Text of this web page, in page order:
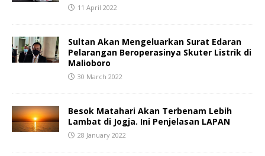
11 April 2022
Sultan Akan Mengeluarkan Surat Edaran
Pelarangan Beroperasinya Skuter Listrik di
Malioboro
30 March 2022
Besok Matahari Akan Terbenam Lebih
Lambat di Jogja. Ini Penjelasan LAPAN
28 January 2022